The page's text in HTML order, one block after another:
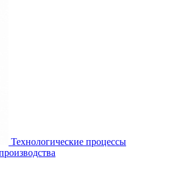
Технологические процессы